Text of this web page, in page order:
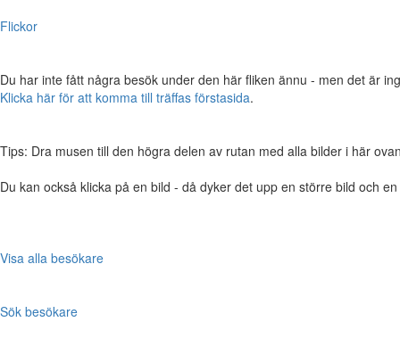
Flickor
Du har inte fått några besök under den här fliken ännu - men det är
Klicka här för att komma till träffas förstasida.
Tips: Dra musen till den högra delen av rutan med alla bilder i här
Du kan också klicka på en bild - då dyker det upp en större bild och
Visa alla besökare
Sök besökare